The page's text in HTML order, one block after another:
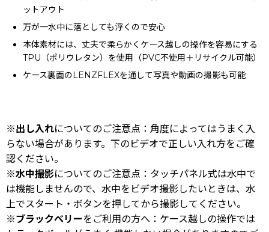
ットアウト
万が一水中に落としても浮くので安心
本体素材には、丈夫で柔らかくケース越しの操作を容易にする
TPU（ポリウレタン）を使用（PVC不使用＋リサイクル可能）
ケース裏面のLENZFLEXを通して写真や動画の撮影も可能
※出し入れについてのご注意点：角度によってはうまく入
らない場合があります。下のビデオで正しい入れ方をご確
認ください。
※水中撮影についてのご注意点：タッチパネル式は水中で
は機能しませんので、水中をビデオ撮影したいときは、水
上でスタート・ボタンを押してから撮影してください。
※ブラックベリーをご利用の方へ：ケース越しの操作では